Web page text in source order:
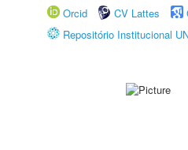
Orcid
CV Lattes
Repositório Institucional